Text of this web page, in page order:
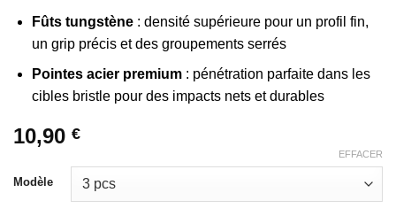
Fûts tungstène: densité supérieure pour un profil fin,
un grip précis et des groupements serrés
Pointes acier premium: pénétration parfaite dans les
cibles bristle pour des impacts nets et durables
10,90 €
Modèle
EFFACER